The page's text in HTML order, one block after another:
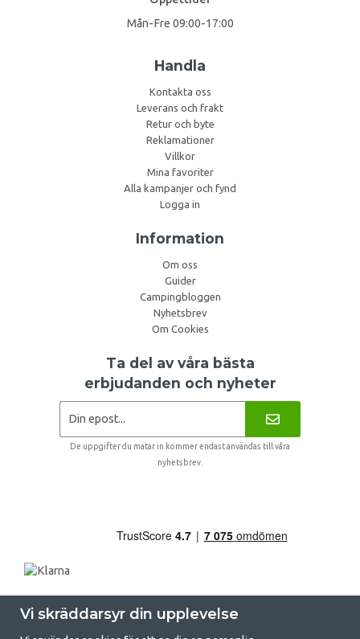
Mån-Fre 09:00-17:00
Handla
Kontakta oss
Leverans och frakt
Retur och byte
Reklamationer
Villkor
Mina favoriter
Alla kampanjer och fynd
Logga in
Information
Om oss
Guider
Campingbloggen
Nyhetsbrev
Om Cookies
Ta del av våra bästa
erbjudanden och nyheter
De uppgifter du matar in kommer endast användas till våra
nyhetsbrev.
Vi skräddarsyr din upplevelse